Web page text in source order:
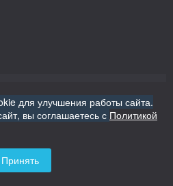
Сб 10:00 - 16:00; Вс -
69
для улучшения работы сайта.
вы соглашаетесь с Политикой
Принять